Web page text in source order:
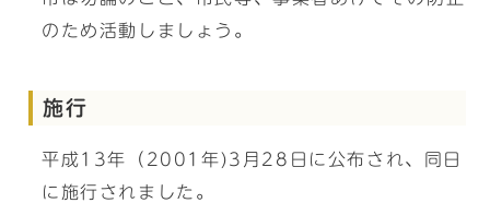
のため活動しましょう。
施行
平成13年（2001年)3月28日に公布され、同日
に施行されました。